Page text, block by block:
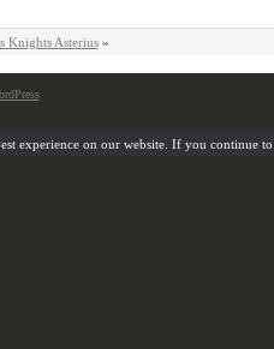
Knights Asterius»
experience on our website. If you continue